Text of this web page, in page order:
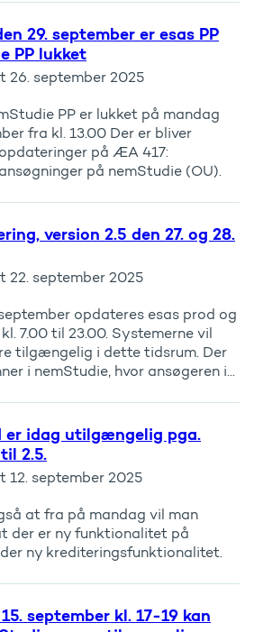
29. september er esas PP
PP lukket
26. september 2025
PP er lukket på mandag
fra kl. 13.00 Der er bliver
på ÆA 417:
på nemStudie (OU).
version 2.5 den 27. og 28.
22. september 2025
opdateres esas prod og
7.00 til 23.00. Systemerne vil
tilgængelig i dette tidsrum. Der
i nemStudie, hvor ansøgeren i...
er idag utilgængelig pga.
2.5.
12. september 2025
at fra på mandag vil man
der er ny funktionalitet på
ny krediteringsfunktionalitet.
september kl. 17-19 kan